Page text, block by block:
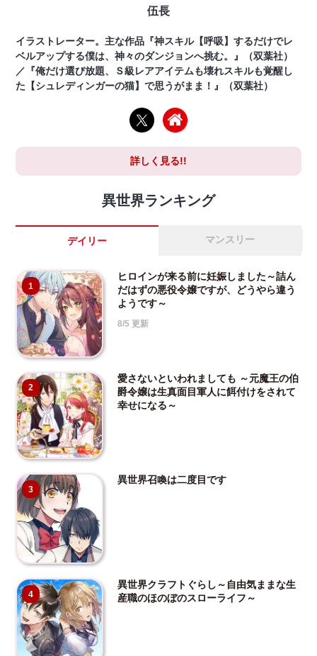
伍長
イラストレーター。主な作品『神スキル【呼吸】するだけでレ
ベルアップする僕は、神々のダンジョンへ挑む。』（双葉社）
／『俺だけ選び放題、Ｓ級レアアイテムも壊れスキルも覚醒し
た【シュレディンガーの猫】で思うがまま！』（双葉社）
詳しく見る!!
異世界ランキング
デイリー マンスリー
1
ヒロインが来る前に妊娠しました～詰ん
だはずの悪役令嬢ですが、どうやら違う
ようです～
8/5 更新
2
愛さないといわれましても ～元魔王の伯
爵令嬢は生真面目軍人に餌付けをされて
幸せになる～
3
異世界召喚は二度目です
4
異世界クラフトぐらし～自由気ままな生
産職のほのぼのスローライフ～